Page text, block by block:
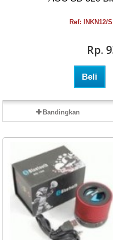
Ref: INKN12/
Rp‎.
Beli
Bandingkan